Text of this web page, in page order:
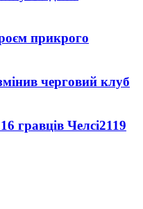
прикрого
черговий клуб
гравців Челсі2119